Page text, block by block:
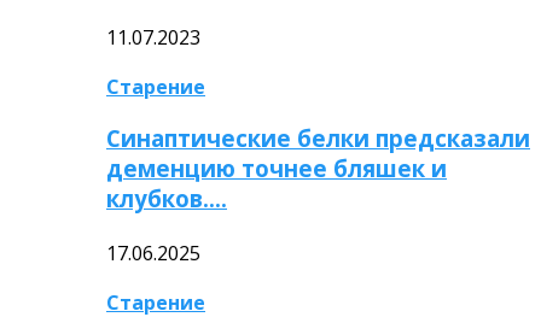
11.07.2023
Старение
Синаптические белки предсказали
деменцию точнее бляшек и
клубков….
17.06.2025
Старение